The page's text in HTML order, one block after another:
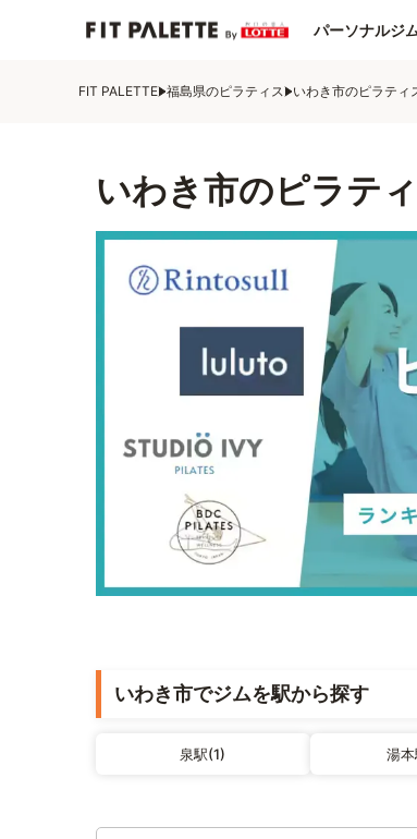
パーソナルジ
FIT PALETTE 福島県のピラティス いわき市のピラティ
いわき市のピラテ
いわき市でジムを駅から探す
泉駅(1) 湯